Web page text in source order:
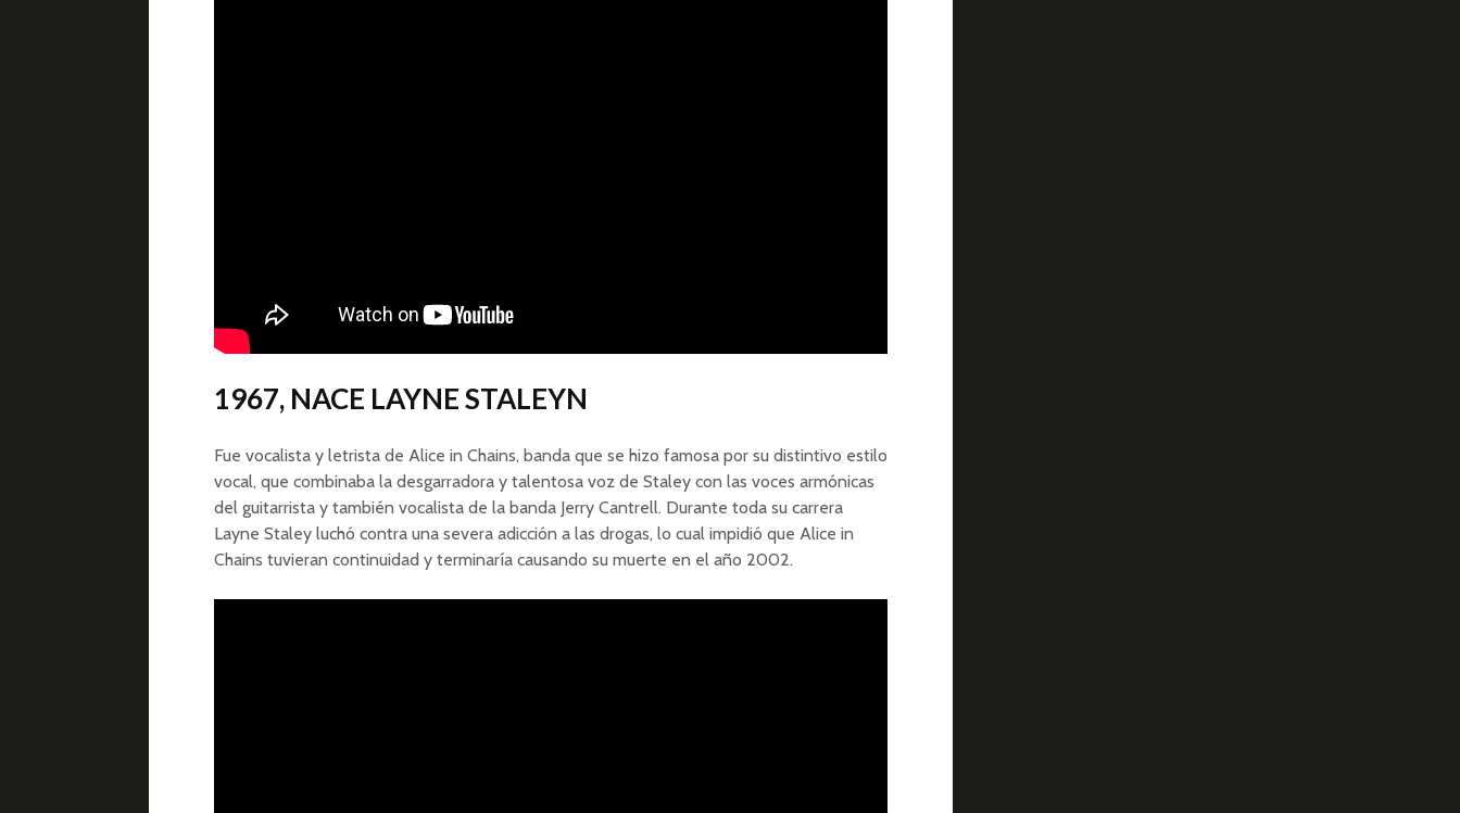
1967, NACE LAYNE STALEYN
Fue vocalista y letrista de Alice in Chains, banda que se hizo famosa por su distintivo estilo
vocal, que combinaba la desgarradora y talentosa voz de Staley con las voces armónicas
del guitarrista y también vocalista de la banda Jerry Cantrell. Durante toda su carrera
Layne Staley luchó contra una severa adicción a las drogas, lo cual impidió que Alice in
Chains tuvieran continuidad y terminaría causando su muerte en el año 2002.